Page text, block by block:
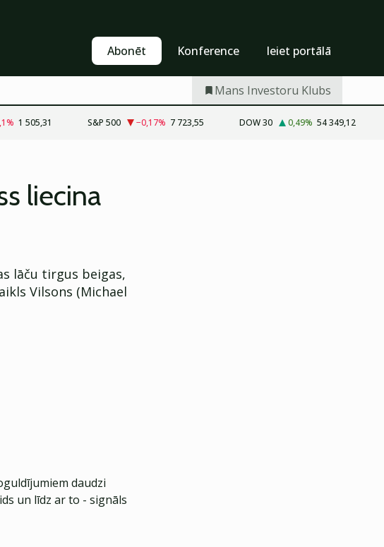
Abonēt Konference Ieiet portālā
Mans Investoru Klubs
% 1 505,31 S&P 500 −0,17% 7 723,55 DOW 30 0,49% 54 349,12
liecina
lāču tirgus beigas,
Vilsons (Michael
daudzi
un līdz ar to - signāls